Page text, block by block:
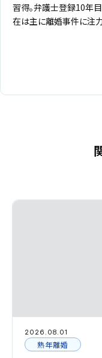
習得。弁護士登録10年
在は主に離婚事件に注力
2026.08.01
熟年離婚